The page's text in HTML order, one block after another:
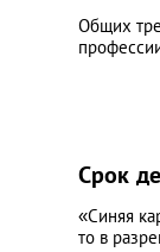
Общих
Срок
«Синяя
то в